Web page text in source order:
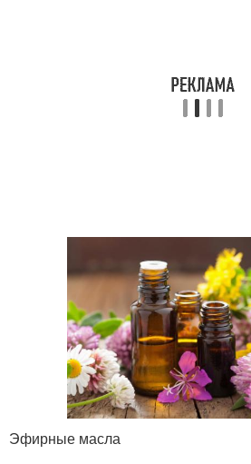
Эфирные масла